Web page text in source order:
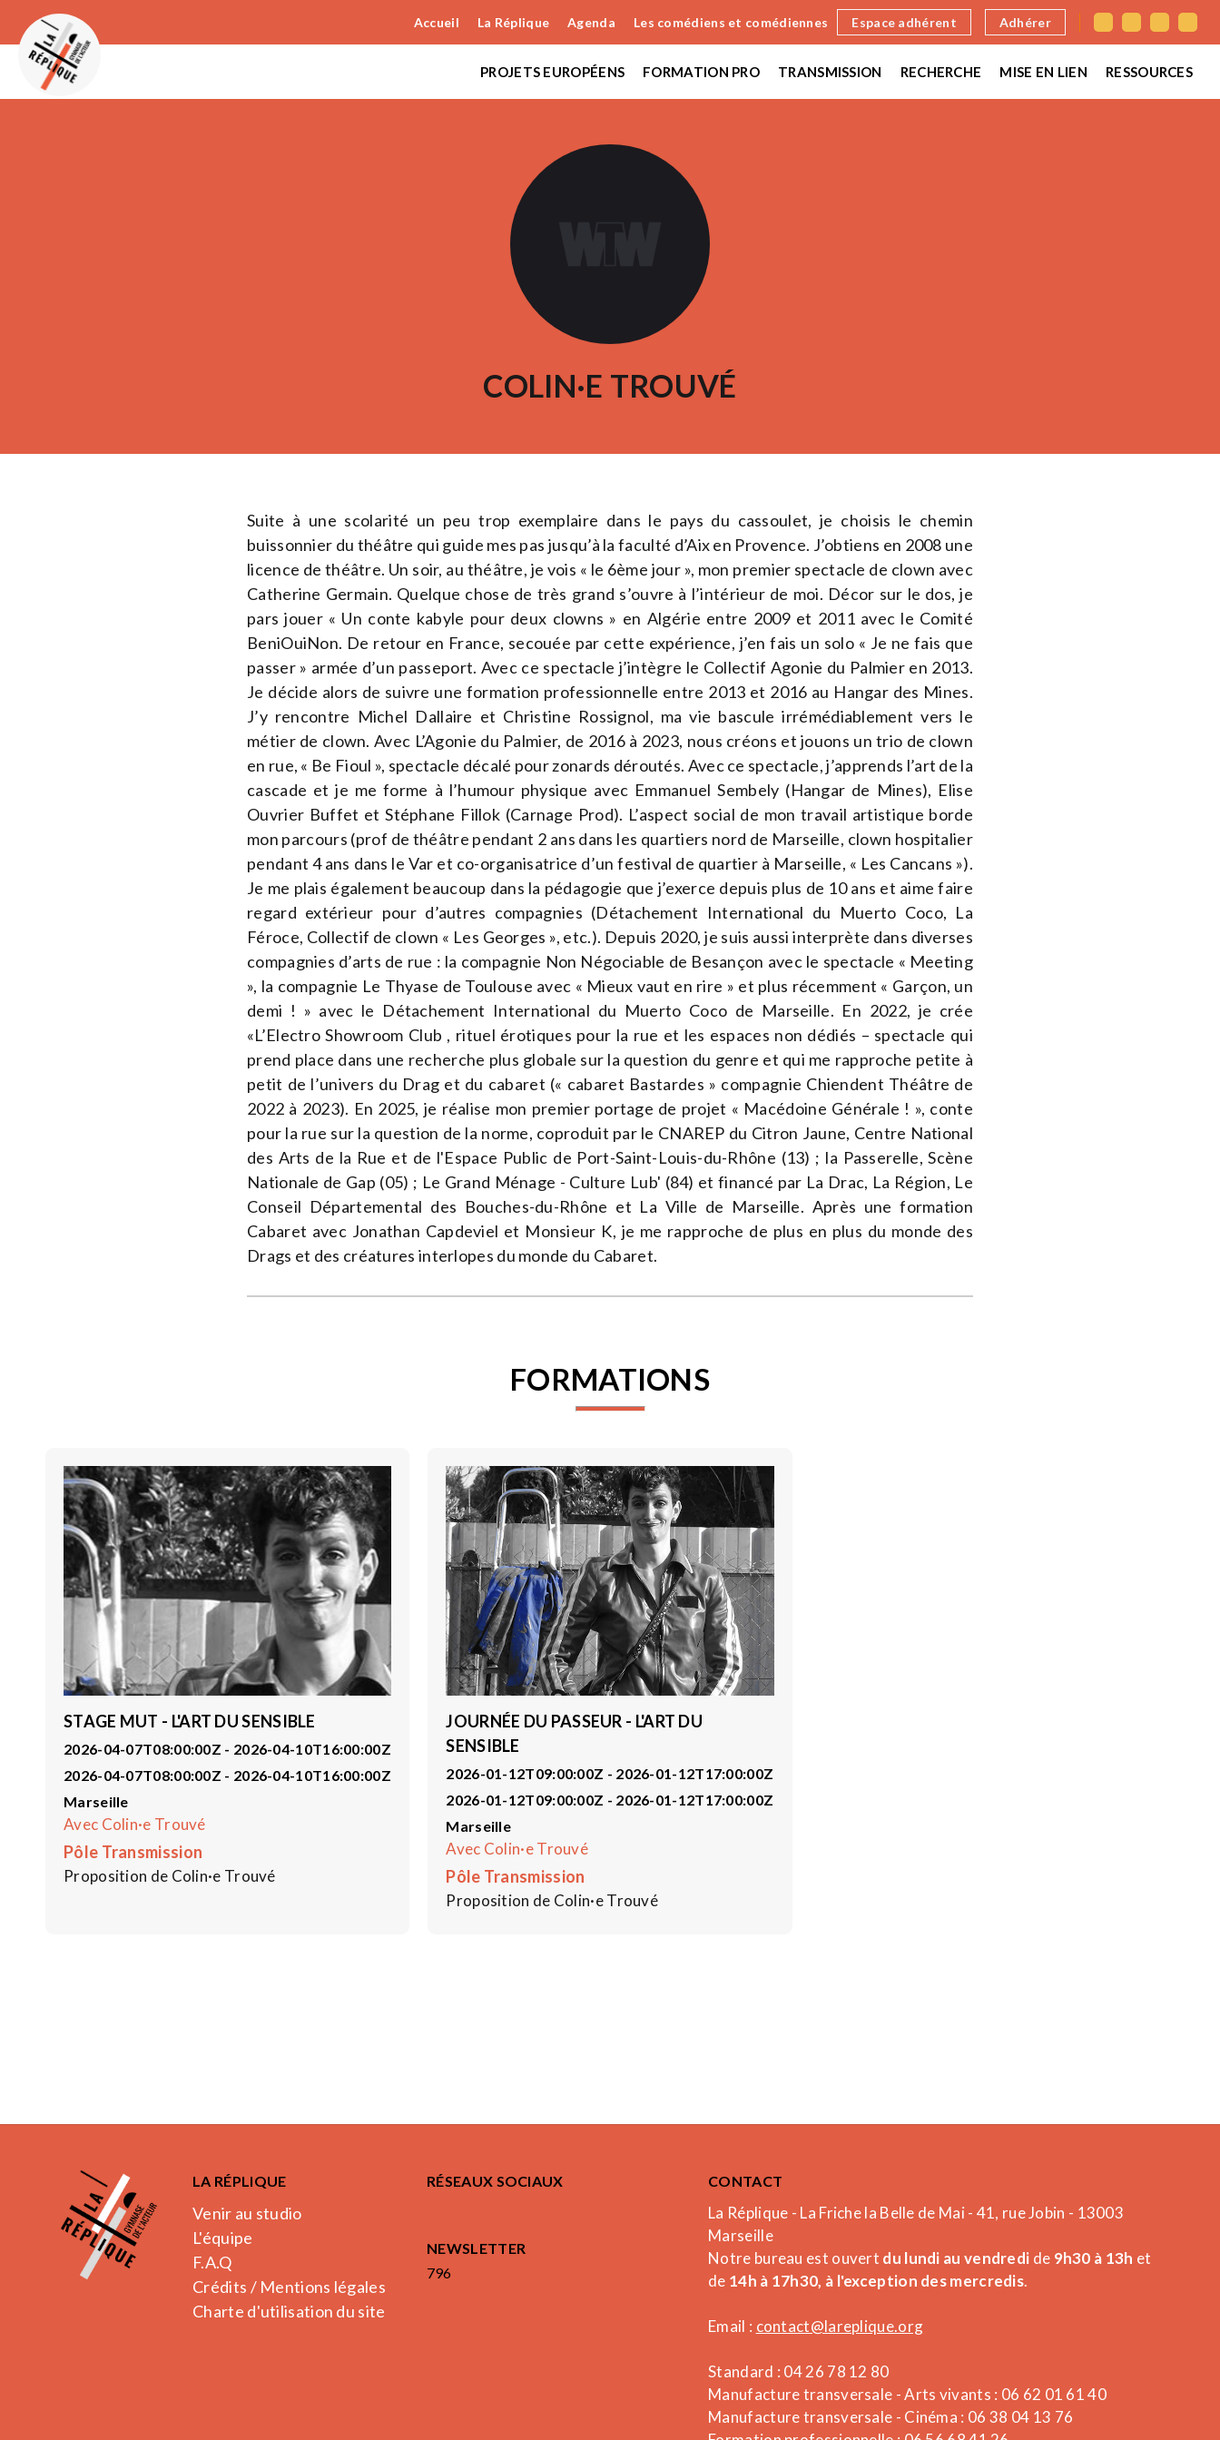
Accueil La Réplique Agenda Les comédiens et comédiennes Espace adhérent Adhérer
PROJETS EUROPÉENS FORMATION PRO TRANSMISSION RECHERCHE MISE EN LIEN RESSOURCES
COLIN·E TROUVÉ
Suite à une scolarité un peu trop exemplaire dans le pays du cassoulet, je choisis le chemin
buissonnier du théâtre qui guide mes pas jusqu’à la faculté d’Aix en Provence. J’obtiens en 2008 une
licence de théâtre. Un soir, au théâtre, je vois « le 6ème jour », mon premier spectacle de clown avec
Catherine Germain. Quelque chose de très grand s’ouvre à l’intérieur de moi. Décor sur le dos, je
pars jouer « Un conte kabyle pour deux clowns » en Algérie entre 2009 et 2011 avec le Comité
BeniOuiNon. De retour en France, secouée par cette expérience, j’en fais un solo « Je ne fais que
passer » armée d’un passeport. Avec ce spectacle j’intègre le Collectif Agonie du Palmier en 2013.
Je décide alors de suivre une formation professionnelle entre 2013 et 2016 au Hangar des Mines.
J’y rencontre Michel Dallaire et Christine Rossignol, ma vie bascule irrémédiablement vers le
métier de clown. Avec L’Agonie du Palmier, de 2016 à 2023, nous créons et jouons un trio de clown
en rue, « Be Fioul », spectacle décalé pour zonards déroutés. Avec ce spectacle, j’apprends l’art de la
cascade et je me forme à l’humour physique avec Emmanuel Sembely (Hangar de Mines), Elise
Ouvrier Buffet et Stéphane Fillok (Carnage Prod). L’aspect social de mon travail artistique borde
mon parcours (prof de théâtre pendant 2 ans dans les quartiers nord de Marseille, clown hospitalier
pendant 4 ans dans le Var et co-organisatrice d’un festival de quartier à Marseille, « Les Cancans »).
Je me plais également beaucoup dans la pédagogie que j’exerce depuis plus de 10 ans et aime faire
regard extérieur pour d’autres compagnies (Détachement International du Muerto Coco, La
Féroce, Collectif de clown « Les Georges », etc.). Depuis 2020, je suis aussi interprète dans diverses
compagnies d’arts de rue : la compagnie Non Négociable de Besançon avec le spectacle « Meeting
», la compagnie Le Thyase de Toulouse avec « Mieux vaut en rire » et plus récemment « Garçon, un
demi ! » avec le Détachement International du Muerto Coco de Marseille. En 2022, je crée
«L’Electro Showroom Club , rituel érotiques pour la rue et les espaces non dédiés – spectacle qui
prend place dans une recherche plus globale sur la question du genre et qui me rapproche petite à
petit de l’univers du Drag et du cabaret (« cabaret Bastardes » compagnie Chiendent Théâtre de
2022 à 2023). En 2025, je réalise mon premier portage de projet « Macédoine Générale ! », conte
pour la rue sur la question de la norme, coproduit par le CNAREP du Citron Jaune, Centre National
des Arts de la Rue et de l'Espace Public de Port-Saint-Louis-du-Rhône (13) ; la Passerelle, Scène
Nationale de Gap (05) ; Le Grand Ménage - Culture Lub' (84) et financé par La Drac, La Région, Le
Conseil Départemental des Bouches-du-Rhône et La Ville de Marseille. Après une formation
Cabaret avec Jonathan Capdeviel et Monsieur K, je me rapproche de plus en plus du monde des
Drags et des créatures interlopes du monde du Cabaret.
FORMATIONS
STAGE MUT - L'ART DU SENSIBLE
2026-04-07T08:00:00Z - 2026-04-10T16:00:00Z
2026-04-07T08:00:00Z - 2026-04-10T16:00:00Z
Marseille
Avec Colin·e Trouvé
Pôle Transmission
Proposition de Colin·e Trouvé
JOURNÉE DU PASSEUR - L'ART DU
SENSIBLE
2026-01-12T09:00:00Z - 2026-01-12T17:00:00Z
2026-01-12T09:00:00Z - 2026-01-12T17:00:00Z
Marseille
Avec Colin·e Trouvé
Pôle Transmission
Proposition de Colin·e Trouvé
LA RÉPLIQUE
Venir au studio
L'équipe
F.A.Q
Crédits / Mentions légales
Charte d'utilisation du site
RÉSEAUX SOCIAUX
NEWSLETTER
796
CONTACT
La Réplique - La Friche la Belle de Mai - 41, rue Jobin - 13003
Marseille
Notre bureau est ouvert du lundi au vendredi de 9h30 à 13h et
de 14h à 17h30, à l'exception des mercredis.
Email : contact@lareplique.org
Standard : 04 26 78 12 80
Manufacture transversale - Arts vivants : 06 62 01 61 40
Manufacture transversale - Cinéma : 06 38 04 13 76